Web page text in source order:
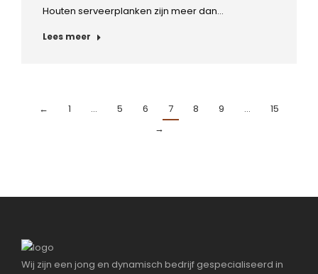
Houten serveerplanken zijn meer dan…
Lees meer
← 1 … 5 6 7 8 9 …
15
→
Wij zijn een jong en dynamisch bedrijf gespecialiseerd in